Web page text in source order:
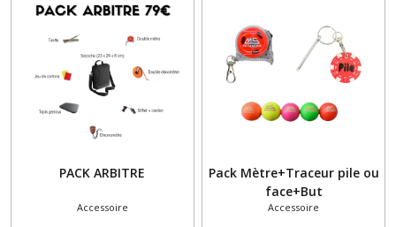
PACK ARBITRE
Accessoire
Pack Mètre+Traceur pile ou
face+But
Accessoire
(1)
SACOCHE